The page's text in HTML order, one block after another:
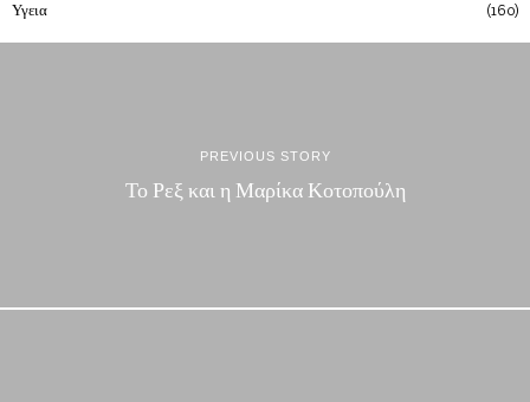
Υγεια 160
PREVIOUS STORY
Το Ρεξ και η Μαρίκα Κοτοπούλη